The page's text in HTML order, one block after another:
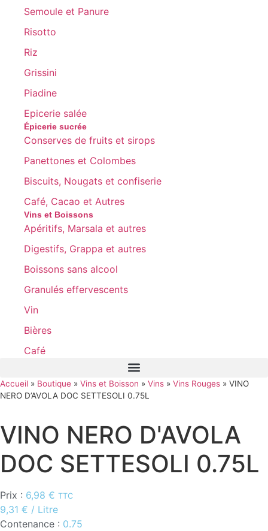
Semoule et Panure
Risotto
Riz
Grissini
Piadine
Epicerie salée
Épicerie sucrée
Conserves de fruits et sirops
Panettones et Colombes
Biscuits, Nougats et confiserie
Café, Cacao et Autres
Vins et Boissons
Apéritifs, Marsala et autres
Digestifs, Grappa et autres
Boissons sans alcool
Granulés effervescents
Vin
Bières
Café
Accueil » Boutique » Vins et Boisson » Vins » Vins Rouges » VINO
NERO D’AVOLA DOC SETTESOLI 0.75L
VINO NERO D'AVOLA
DOC SETTESOLI 0.75L
Prix : 6,98 € TTC
9,31 € / Litre
Contenance : 0.75